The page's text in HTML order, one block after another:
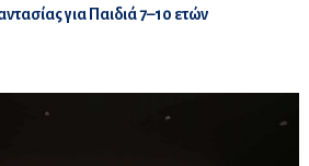
για Παιδιά 7–10 ετών